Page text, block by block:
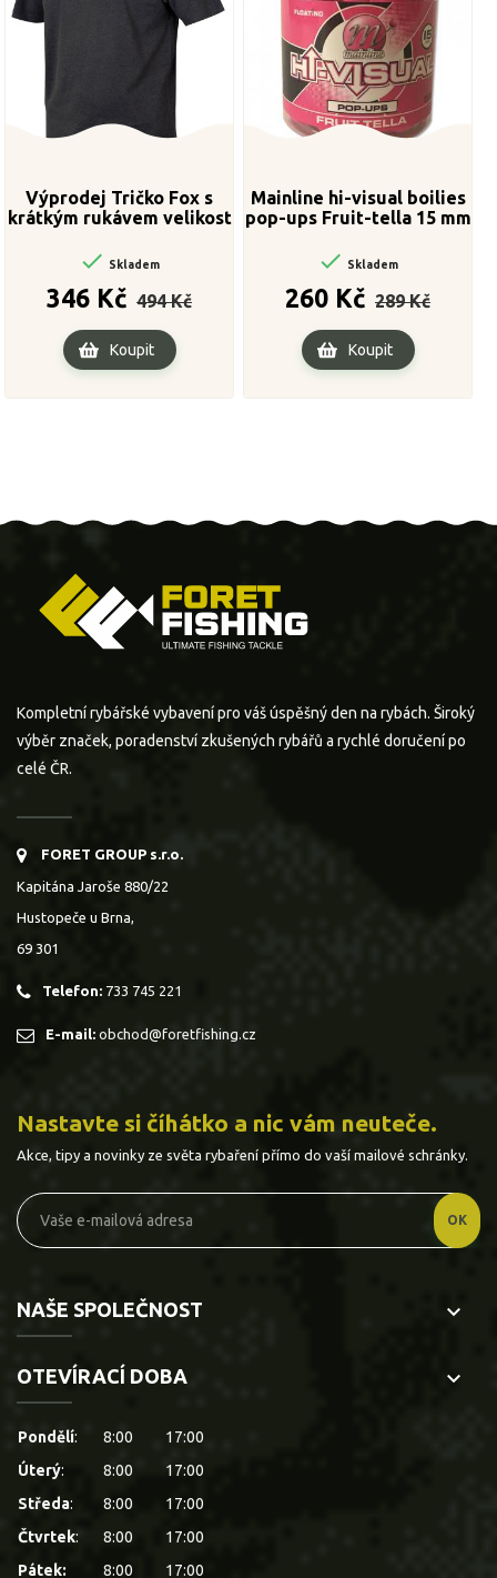
Výprodej Tričko Fox s
krátkým rukávem velikost
 Skladem
346 Kč
cena
494 Kč
Koupit
Mainline hi-visual boilies
pop-ups Fruit-tella 15 mm
 Skladem
260 Kč
cena
289 Kč
Koupit
Kompletní rybářské vybavení pro váš úspěšný den na rybách. Široký
výběr značek, poradenství zkušených rybářů a rychlé doručení po
celé ČR.
FORET GROUP s.r.o.
Kapitána Jaroše 880/22
Hustopeče u Brna,
69 301
Telefon: 733 745 221
E-mail: obchod@foretfishing.cz
Nastavte si číhátko a nic vám neuteče.
Akce, tipy a novinky ze světa rybaření přímo do vaší mailové schránky.
NAŠE SPOLEČNOST keyboard_arrow_down
OTEVÍRACÍ DOBA keyboard_arrow_down
Pondělí: 8:00
17:00
Úterý: 8:00
17:00
Středa: 8:00
17:00
Čtvrtek: 8:00
17:00
Pátek:
8:00 17:00